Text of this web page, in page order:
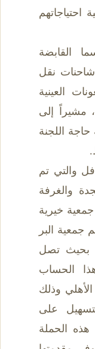
القابضة
نقل
العينية
مشيراً إلى
اللجنة
والتي تم
والغرفة
التجارية الصناعية بجدة بالتعاون 17 جمعية خيرية
البر
بحيث تصل
الحساب
بالبنك الأهلي وذلك
على
هذه الحملة